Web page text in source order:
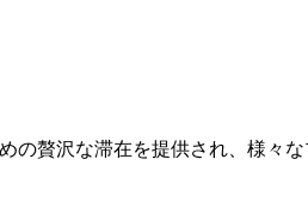
の贅沢な滞在を提供され、様々